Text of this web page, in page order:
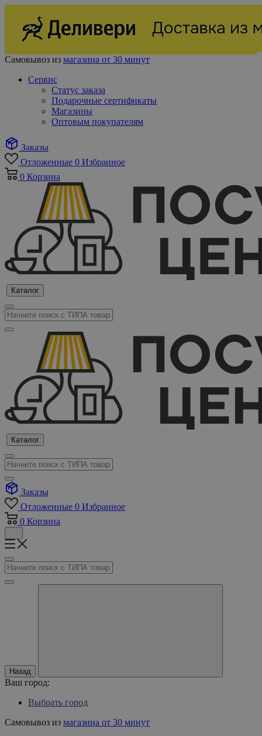
Самовывоз из магазина от 30 минут
Сервис
Статус заказа
Подарочные сертификаты
Магазины
Оптовым покупателям
Заказы
Отложенные 0 Избранное
0 Корзина
Каталог
Каталог
Заказы
Отложенные 0 Избранное
0 Корзина
Назад
Ваш город:
Выбрать город
Самовывоз из магазина от 30 минут